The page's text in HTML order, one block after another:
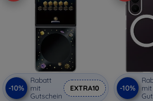
-10%
Rabatt
mit
Gutschein
EXTRA10 -10%
mit